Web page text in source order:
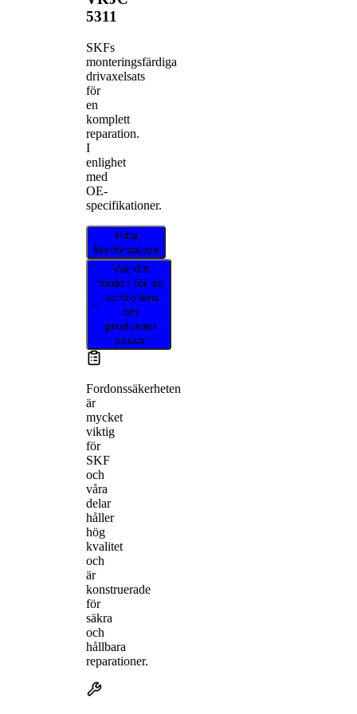
5311
SKFs
monteringsfärdiga
drivaxelsats
för
en
komplett
reparation.
I
enlighet
med
OE-
specifikationer.
Hitta
återförsäljare
Välj ditt
fordon för att
kontrollera
om
produkten
passar
Fordonssäkerheten
är
mycket
viktig
för
SKF
och
våra
delar
håller
hög
kvalitet
och
är
konstruerade
för
säkra
och
hållbara
reparationer.